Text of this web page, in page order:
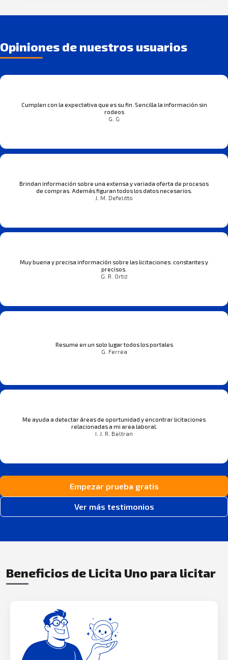
Opiniones de nuestros usuarios
Cumplen con la expectativa que es su fin. Sencilla la información sin
rodeos
G. G
Brindan información sobre una extensa y variada oferta de procesos
de compras. Además figuran todos los datos necesarios.
J. M. Defelitto
Muy buena y precisa información sobre las licitaciones: constantes y
precisos.
G. R. Ortiz
Resume en un solo lugar todos los portales
G. Ferrea
Me ayuda a detectar áreas de oportunidad y encontrar licitaciones
relacionadas a mi area laboral.
I. J. R. Beltran
Empezar prueba gratis
Ver más testimonios
Beneficios de Licita Uno para licitar